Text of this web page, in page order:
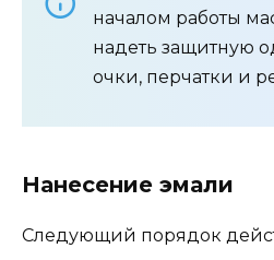
началом работы
надеть защитную
очки, перчатки и
Нанесение эмали
Следующий порядок